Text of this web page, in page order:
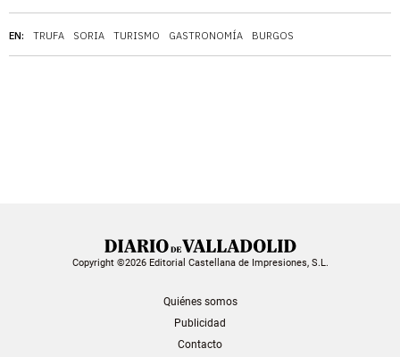
EN: TRUFA SORIA TURISMO GASTRONOMÍA BURGOS
Copyright ©2026 Editorial Castellana de Impresiones, S.L.
Quiénes somos
Publicidad
Contacto